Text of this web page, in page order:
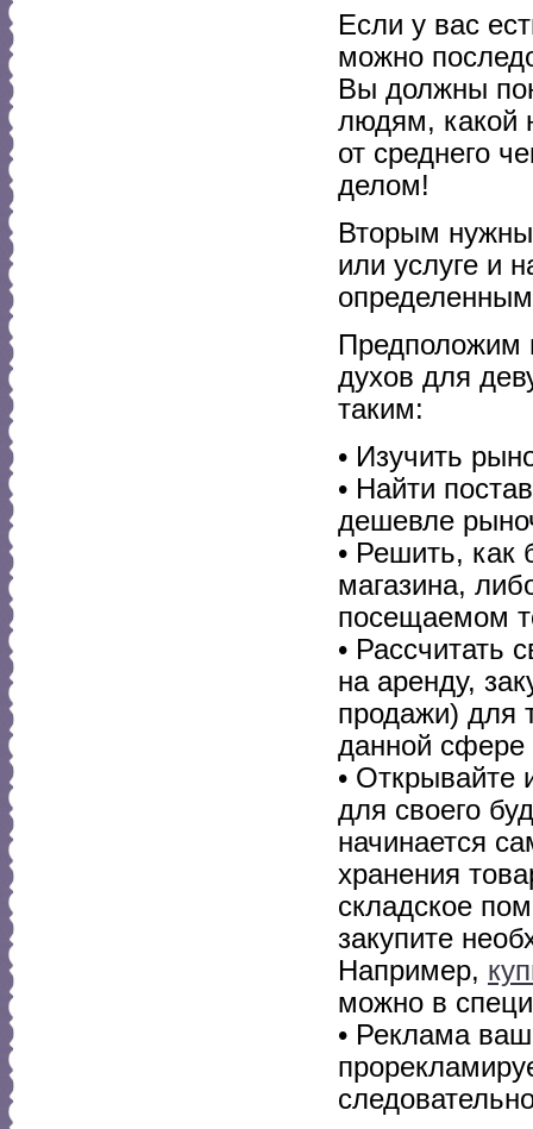
Если у вас
можно
Вы должны
людям, какой
от среднего
делом!
Вторым
или услуге и
Предположим
духов для
таким:
• Изучить
• Найти
дешевле
• Решить, как
магазина,
посещаемом
• Рассчитать
на аренду,
продажи) для
данной сфере
• Открывайте
для своего
начинается
хранения
складское
закупите
Например,
можно в
• Реклама